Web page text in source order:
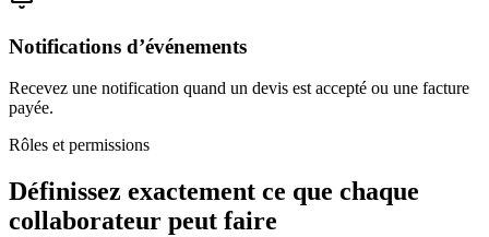
Notifications d’événements
Recevez une notification quand un devis est accepté ou une facture
payée.
Rôles et permissions
Définissez exactement ce que chaque
collaborateur peut faire